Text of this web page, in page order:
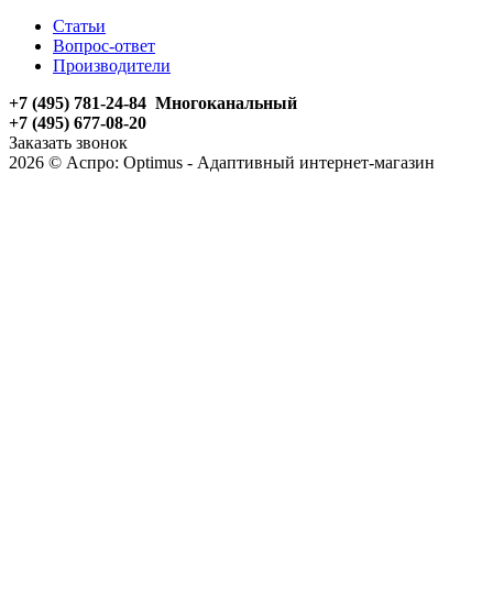
Статьи
Вопрос-ответ
Производители
+7 (495) 781-24-84 Многоканальный
+7 (495) 677-08-20
Заказать звонок
2026 © Аспро: Optimus - Адаптивный интернет-магазин